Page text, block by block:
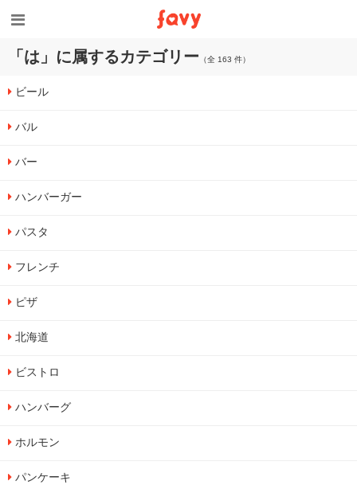
「は」に属するカテゴリー （全 163 件）
ビール
バル
バー
ハンバーガー
パスタ
フレンチ
ピザ
北海道
ビストロ
ハンバーグ
ホルモン
パンケーキ